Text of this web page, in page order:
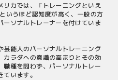
リカでは、「トレーニングといえ
いうほど認知度が高く、一般の方
ーソナルトレーナーを付けていま
芸能人のパーソナルトレーニング
カラダへの意識の高まりとその効
職種を問わず、パーソナルトレー
います。